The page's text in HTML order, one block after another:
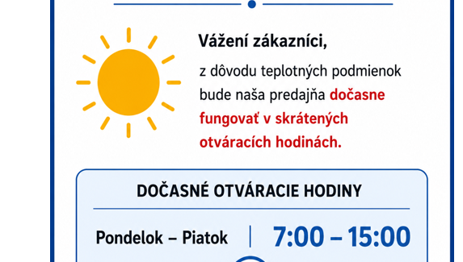
Flex PD 2G 18.0/2.5 set
2-rýchlostný, 18V-akumulátorový vŕtací skrutkovač s
Flex VCE 26 L MC
Bezpečnostný vysávač , trieda L s manuálnym
čistením filtra, 25 l
387,45 €
315 €bez DPH